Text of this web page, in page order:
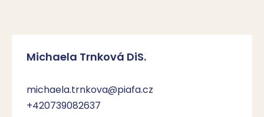
Michaela Trnková DiS.
michaela.trnkova@piafa.cz
+420739082637